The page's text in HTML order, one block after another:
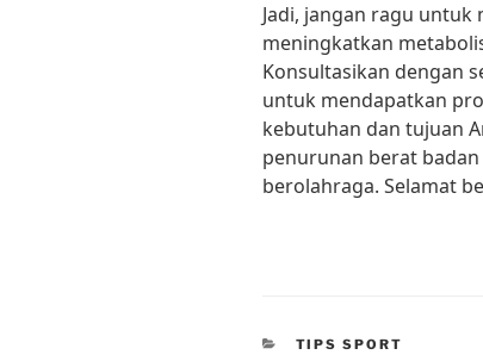
Jadi, jangan ragu
meningkatkan
Konsultasikan dengan
untuk mendapatkan
kebutuhan dan tujuan
penurunan berat
berolahraga. Selamat
CATEGORIES
TIPS SPORT